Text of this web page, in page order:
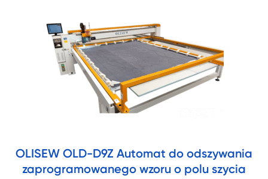
OLISEW OLD-D9Z Automat do odszywania
zaprogramowanego wzoru o polu szycia